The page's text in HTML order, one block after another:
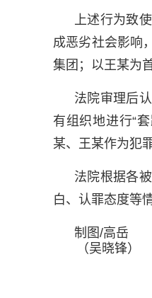
上述行为致
成恶劣社会影响
集团；以王某为
法院审理后
有组织地进行“
某、王某作为犯
法院根据各
白、认罪态度等
制图/高岳
（吴晓锋）